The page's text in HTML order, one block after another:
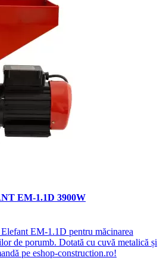
EM-1.1D 3900W
EM-1.1D pentru măcinarea
de porumb. Dotată cu cuvă metalică și
pe eshop-construction.ro!